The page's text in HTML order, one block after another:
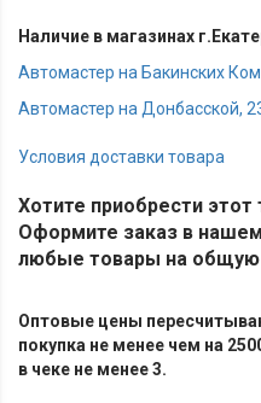
Наличие в магазинах
Автомастер на Бакинских
Автомастер на Донбасской,
Условия доставки товара
Хотите приобрести этот
Оформите заказ в
любые товары на общую
Оптовые цены
покупка не менее чем на
в чеке не менее 3.